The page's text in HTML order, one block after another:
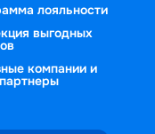
лояльности
выгодных
компании и